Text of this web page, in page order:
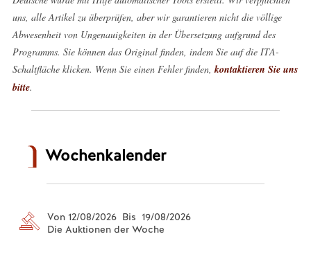
uns, alle Artikel zu überprüfen, aber wir garantieren nicht die völlige
Abwesenheit von Ungenauigkeiten in der Übersetzung aufgrund des
Programms. Sie können das Original finden, indem Sie auf die ITA-
Schaltfläche klicken. Wenn Sie einen Fehler finden, kontaktieren Sie uns
bitte.
Wochenkalender
Von 12/08/2026 Bis 19/08/2026
Die Auktionen der Woche